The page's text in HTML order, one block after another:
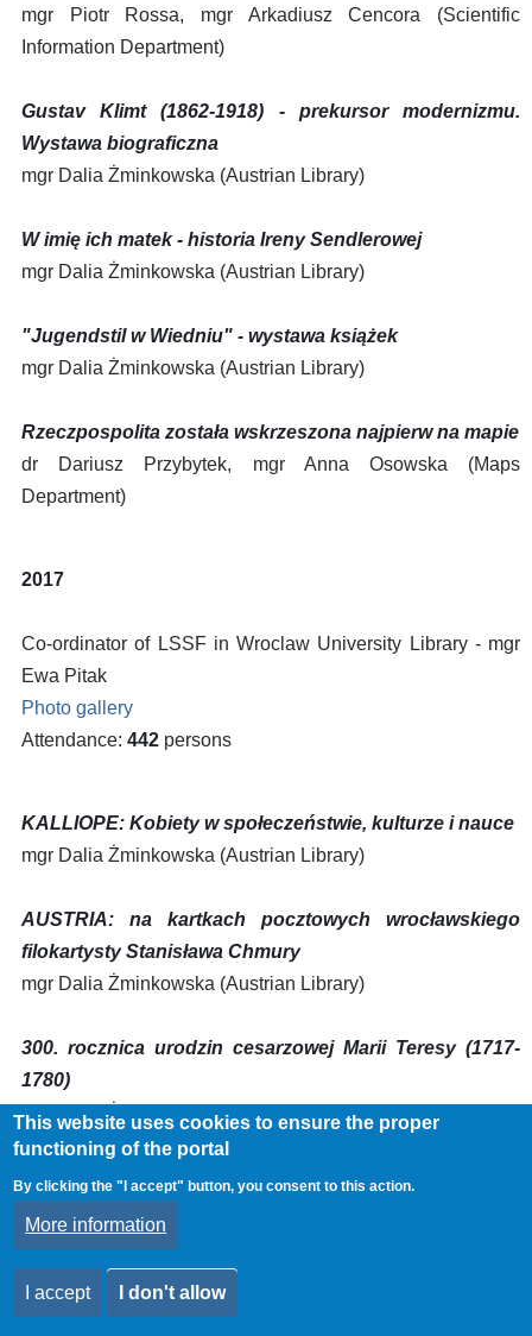
mgr Piotr Rossa, mgr Arkadiusz Cencora (Scientific
Information Department)
Gustav Klimt (1862-1918) - prekursor modernizmu.
Wystawa biograficzna
mgr Dalia Żminkowska (Austrian Library)
W imię ich matek - historia Ireny Sendlerowej
mgr Dalia Żminkowska (Austrian Library)
"Jugendstil w Wiedniu" - wystawa książek
mgr Dalia Żminkowska (Austrian Library)
Rzeczpospolita została wskrzeszona najpierw na mapie
dr Dariusz Przybytek, mgr Anna Osowska (Maps
Department)
2017
Co-ordinator of LSSF in Wroclaw University Library - mgr
Ewa Pitak
Photo gallery
Attendance: 442 persons
KALLIOPE: Kobiety w społeczeństwie, kulturze i nauce
mgr Dalia Żminkowska (Austrian Library)
AUSTRIA: na kartkach pocztowych wrocławskiego
filokartysty Stanisława Chmury
mgr Dalia Żminkowska (Austrian Library)
300. rocznica urodzin cesarzowej Marii Teresy (1717-
1780)
mgr Dalia Żminkowska (Austrian Library)
Wrocław w latach 20. XX wieku. Kalejdoskop zdarzeń i
mgr Arkadiusz Cencora, dr Grzegorz Sobel (Scientific
Information Department)
This website uses cookies to ensure the proper
functioning of the portal
By clicking the "I accept" button, you consent to this action.
More information
I accept I don't allow